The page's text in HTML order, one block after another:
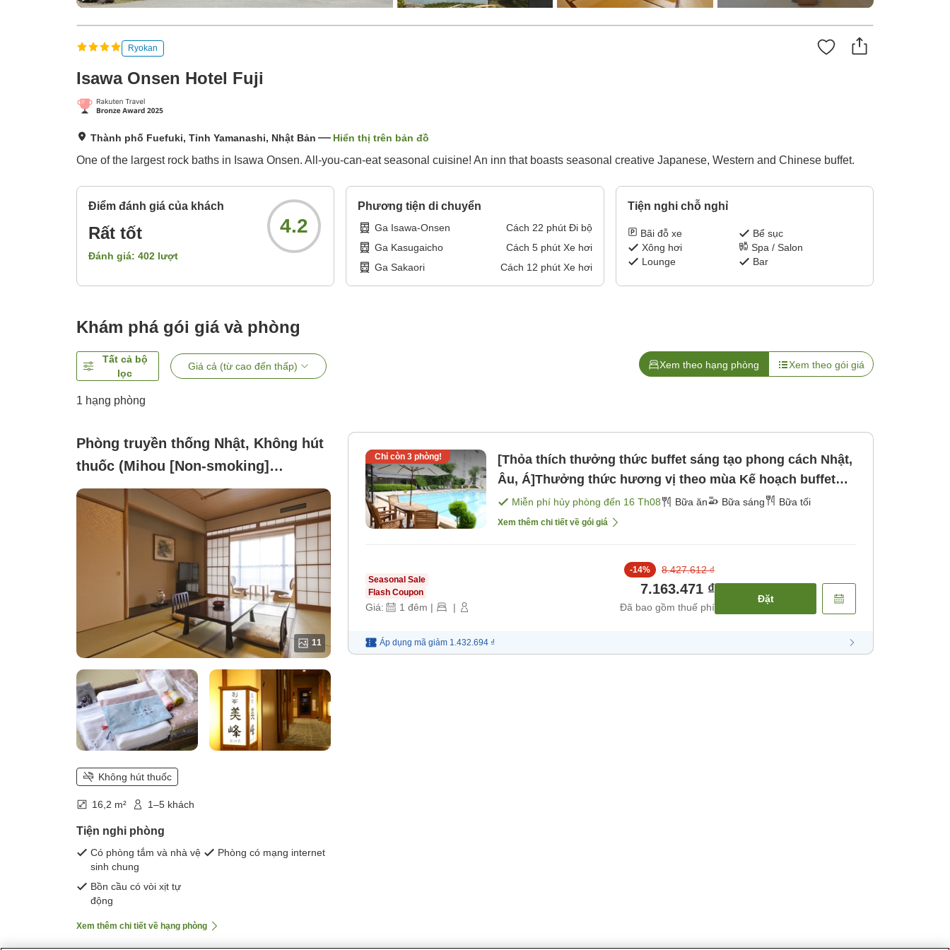
Ryokan
Isawa Onsen Hotel Fuji
Thành phố Fuefuki, Tỉnh Yamanashi, Nhật Bản Hiển thị trên bản đồ
One of the largest rock baths in Isawa Onsen. All-you-can-eat seasonal cuisine! An inn that boasts seasonal creative Japanese, Western and Chinese buffet.
Điểm đánh giá của khách
Rất tốt
Đánh giá: 402 lượt
4.2
Phương tiện di chuyển
Ga Isawa-Onsen Cách 22 phút Đi bộ
Ga Kasugaicho
Cách 5phút Xe hơi
Ga Sakaori
Cách 12 phút Xe hơi
Tiện nghi chỗ nghỉ
Bãi đỗ xe
Bể sục
Xông hơi
Spa / Salon
Lounge
Bar
Khám phá gói giá và phòng
Tất cả bộ
lọc
Giá cả (từ cao đến thấp) Xem theo hạng phòng Xem theo gói giá
1 hạng phòng
Phòng truyền thống Nhật, Không hút
thuốc (Mihou [Non-smoking]
Japanese-style Room)
11
Không hút thuốc
16,2 m² 1–5 khách
Tiện nghi phòng
Có phòng tắm và nhà vệ
sinh chung
Phòng có mạng internet
Bồn cầu có vòi xịt tự
động
Xem thêm chi tiết về hạng phòng
Chỉ còn 3phòng!
[Thỏa thích thưởng thức buffet sáng tạo phong cách Nhật,
Âu, Á]Thưởng thức hương vị theo mùa Kế hoạch buffet
được yêu thích bởi mọi thế hệ [Bữa sáng] [Bữa tối]
Miễn phí hủy phòng đến 16 Th08 Bữa ăn Bữa sáng Bữa tối
Xem thêm chi tiết về gói giá
Seasonal Sale
Flash Coupon
Giá: 1 đêm | |
-14% 8.427.612 ₫
7.163.471 ₫
Đã bao gồm thuế phí
Đặt
Áp dụng mã giảm 1.432.694 ₫